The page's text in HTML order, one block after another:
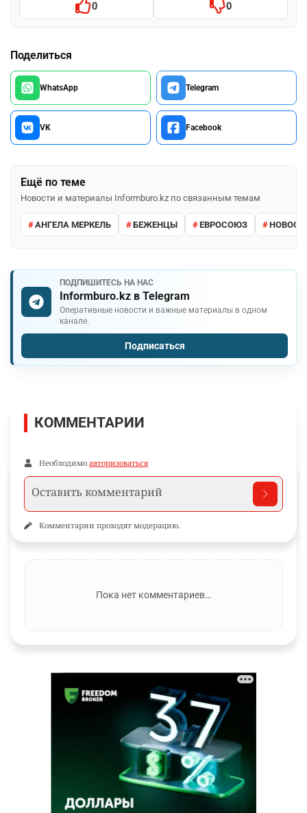
0 0
Поделиться
WhatsApp Telegram
VK Facebook
Ещё по теме
Новости и материалы Informburo.kz по связанным темам
АНГЕЛА МЕРКЕЛЬ БЕЖЕНЦЫ ЕВРОСОЮЗ
ПОДПИШИТЕСЬ НА НАС
Informburo.kz в Telegram
Оперативные новости и важные материалы в одном
канале.
Подписаться
КОММЕНТАРИИ
Необходимо авторизоваться
Комментарии проходят модерацию.
Пока нет комментариев…